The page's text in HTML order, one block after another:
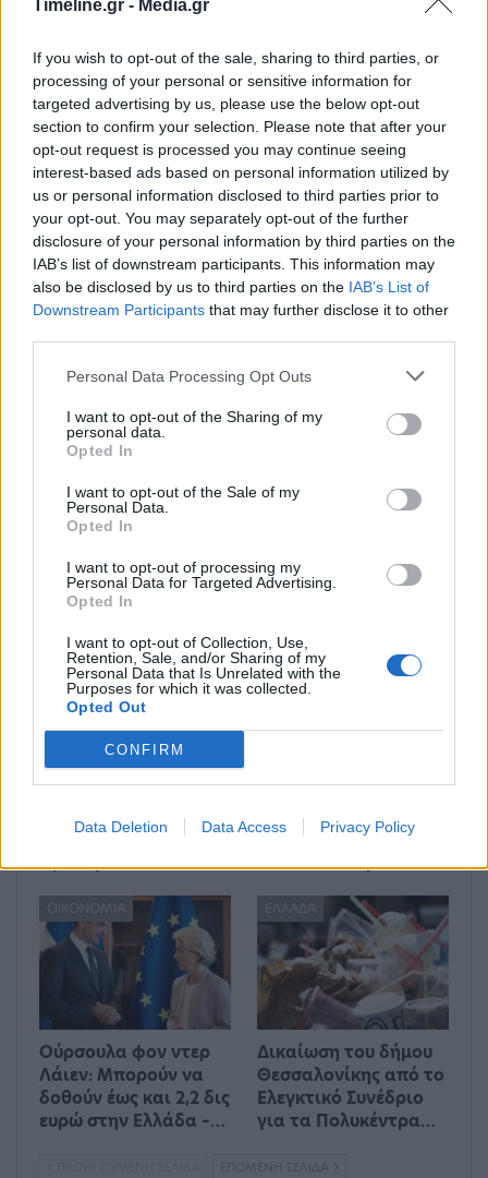
Timeline.gr - Media.gr
If you wish to opt-out of the sale, sharing to third parties, or
processing of your personal or sensitive information for
targeted advertising by us, please use the below opt-out
section to confirm your selection. Please note that after your
opt-out request is processed you may continue seeing
interest-based ads based on personal information utilized by
us or personal information disclosed to third parties prior to
your opt-out. You may separately opt-out of the further
disclosure of your personal information by third parties on the
IAB’s list of downstream participants. This information may
also be disclosed by us to third parties on the IAB’s List of
Downstream Participants that may further disclose it to other
Personal Data Processing Opt Outs
I want to opt-out of the Sharing of my
personal data.
Opted In
I want to opt-out of the Sale of my
Personal Data.
Opted In
I want to opt-out of processing my
Personal Data for Targeted Advertising.
Opted In
I want to opt-out of Collection, Use,
Retention, Sale, and/or Sharing of my
Personal Data that Is Unrelated with the
Purposes for which it was collected.
Opted Out
CONFIRM
Data Deletion Data Access Privacy Policy
(τέσσερα F-16 και ένα CN-235) προέβησαν επίσης
σε πέντε παραβάσεις των κανόνων εναέριας
κυκλοφορίας στο FIR Αθηνών.
Τέσσερα από τα τουρκικά μαχητικά ήταν
οπλισμένα, ενώ τα παραπάνω αεροσκάφη
αναγνωρίστηκαν και αναχαιτίστηκαν σύμφωνα με
τους διεθνείς κανόνες.
Τουρκικές παραβιάσεις
ΠΡΟΗΓΟΎΜΕΝΟ ΆΡΘΡΟ
Επένδυση άνω των δυο
εκατ. ευρώ για
Ρομποτικό Υβριδικό
Χειρουργείο εγκαινίασε ο
Βασίλης Κικίλιας
ΕΠΌΜΕΝΟ ΆΡΘΡΟ
Ιερέας και αστυνομικός
εμπλέκονται σε απάτες
αποζημειώσεις
Μπορεί επίσης να σε ενδιαφέρει
ΕΛΛΆΔΑ
Στο 11,2% μειώθηκε η
ανεργία το β’ τρίμηνο
εφέτος
ΕΛΛΆΔΑ
Απεργία ΠΝΟ –
ΠΕΝΕΝ: Δεμένα τα
πλοία στα λιμάνια
ΟΙΚΟΝΟΜΊΑ
Ούρσουλα φον ντερ
Λάιεν: Μπορούν να
δοθούν έως και 2,2 δις
ευρώ στην Ελλάδα –…
ΕΛΛΆΔΑ
Δικαίωση του δήμου
Θεσσαλονίκης από το
Ελεγκτικό Συνέδριο
για τα Πολυκέντρα…
ΕΠΌΜΕΝΗ ΣΕΛΊΔΑ